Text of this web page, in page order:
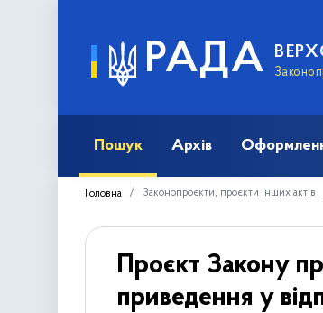
РАДА
Пошук Архів
Головна Законопроєкти, проєкти інших актів
Проєкт Закону
приведення у